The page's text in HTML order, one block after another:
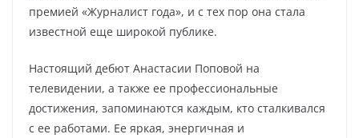
премией «Журналист года», и с тех пор она стала
известной еще широкой публике.
Настоящий дебют Анастасии Поповой на
телевидении, а также ее профессиональные
достижения, запоминаются каждым, кто сталкивался
с ее работами. Ее яркая, энергичная и